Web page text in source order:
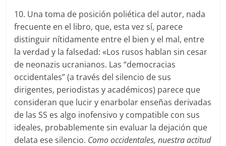
10. Una toma de posición poliética del autor, nada
frecuente en el libro, que, esta vez sí, parece
distinguir nítidamente entre el bien y el mal, entre
la verdad y la falsedad: «Los rusos hablan sin cesar
de neonazis ucranianos. Las “democracias
occidentales” (a través del silencio de sus
dirigentes, periodistas y académicos) parece que
consideran que lucir y enarbolar enseñas derivadas
de las SS es algo inofensivo y compatible con sus
ideales, probablemente sin evaluar la dejación que
delata ese silencio. Como occidentales, nuestra actitud